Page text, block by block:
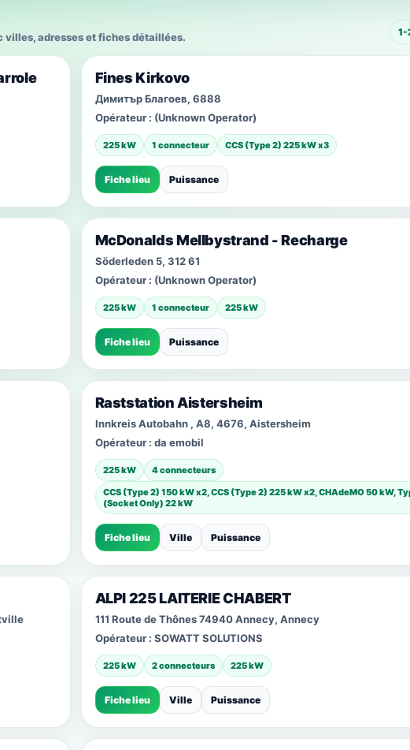
villes, adresses et fiches détaillées. 1-
Fines Kirkovo
Димитър Благоев, 6888
Opérateur : (Unknown Operator)
225 kW 1 connecteur CCS (Type 2) 225 kW x3
Fiche lieu Puissance
McDonalds Mellbystrand - Recharge
Söderleden 5, 312 61
Opérateur : (Unknown Operator)
225 kW 1 connecteur 225 kW
Fiche lieu Puissance
Raststation Aistersheim
Innkreis Autobahn , A8, 4676, Aistersheim
Opérateur : da emobil
225 kW
4 connecteurs
CCS (Type 2) 150 kW x2, CCS (Type 2) 225 kW x2, CHAdeMO 50 kW,
(Socket Only) 22 kW
Fiche lieu Ville Puissance
ALPI 225 LAITERIE CHABERT
111 Route de Thônes 74940 Annecy, Annecy
Opérateur : SOWATT SOLUTIONS
225 kW 2 connecteurs 225 kW
Fiche lieu Ville Puissance